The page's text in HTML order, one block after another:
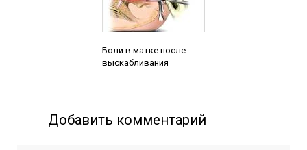
Боли в матке после
выскабливания
Добавить комментарий